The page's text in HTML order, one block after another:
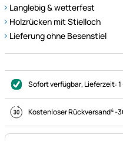
Langlebig & wetterfest
Holzrücken mit Stielloch
Lieferung ohne Besenstiel
Sofort verfügbar, Lieferzeit:
Kostenloser Rückversand4-